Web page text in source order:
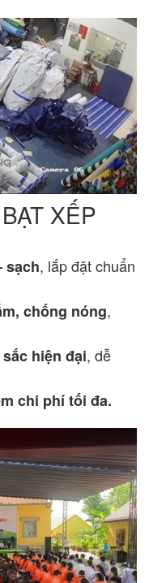
XẾP
sạch, lắp đặt chuẩn
chống nóng,
hiện đại, dễ
chi phí tối đa.